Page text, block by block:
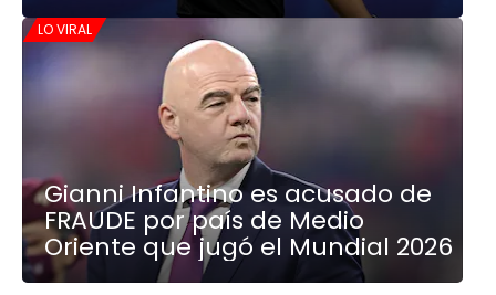
LO VIRAL
Gianni Infantino es acusado de
FRAUDE por país de Medio
Oriente que jugó el Mundial 2026